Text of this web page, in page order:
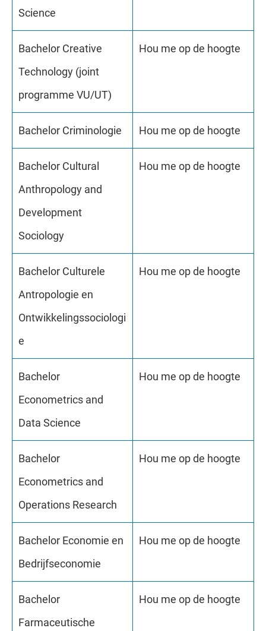
Science
Bachelor Creative
Technology (joint
programme VU/UT)
Hou me op de hoogte
Bachelor Criminologie Hou me op de hoogte
Bachelor Cultural
Anthropology and
Development
Sociology
Hou me op de hoogte
Bachelor Culturele
Antropologie en
Ontwikkelingssociologi
e
Hou me op de hoogte
Bachelor
Econometrics and
Data Science
Hou me op de hoogte
Bachelor
Econometrics and
Operations Research
Hou me op de hoogte
Bachelor Economie en
Bedrijfseconomie
Hou me op de hoogte
Bachelor
Farmaceutische
Hou me op de hoogte